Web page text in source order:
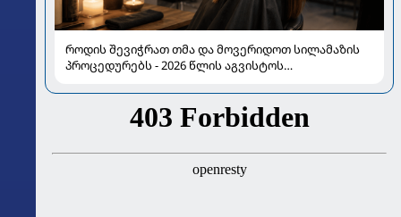
როდის შევიჭრათ თმა და მოვერიდოთ სილამაზის
პროცედურებს - 2026 წლის აგვისტოს